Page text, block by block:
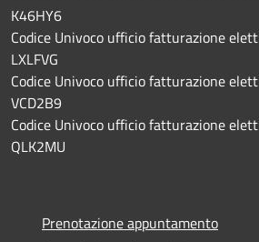
K46HY6
Codice Univoco ufficio fatturazione
LXLFVG
Codice Univoco ufficio fatturazione
VCD2B9
Codice Univoco ufficio fatturazione
QLK2MU
Prenotazione appuntamento